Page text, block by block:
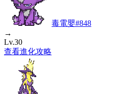
毒電嬰#848
→
Lv.30
查看進化攻略